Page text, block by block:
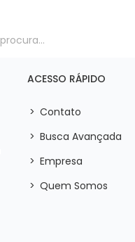
ACESSO RÁPIDO
> Contato
> Busca Avançada
> Empresa
> Quem Somos